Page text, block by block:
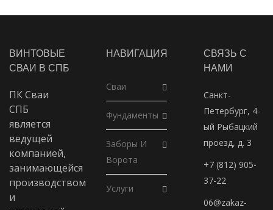
ВИНТОВЫЕ
СВАИ В СПБ
ПК Сваи
СПБ
является
ведущей
компанией,
занимающейся
производством
и
НАВИГАЦИЯ
Сваи
Фундаменты
Заборы И
Ворота
Услуги
СВЯЗЬ С
НАМИ
Санкт-
Петербург, 4-
ый Рыбацкий
проезд, д. 3
+7 (812) 905-
37-22
06@zakaz-